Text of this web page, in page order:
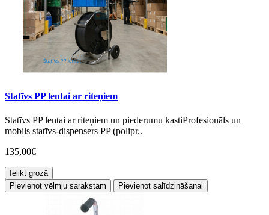
Statīvs PP lentai ar riteņiem
Statīvs PP lentai ar riteņiem un piederumu kastiProfesionāls un
mobils statīvs-dispensers PP (polipr..
135,00€
Ielikt grozā
Pievienot vēlmju sarakstam
Pievienot salīdzināšanai